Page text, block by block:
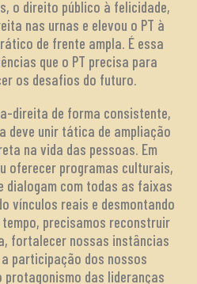
o direito público à felicidade,
nas urnas e elevou o PT à
de frente ampla. É essa
que o PT precisa para
os desafios do futuro.
direita de forma consistente,
deve unir tática de ampliação
na vida das pessoas. Em
oferecer programas culturais,
dialogam com todas as faixas
vínculos reais e desmontando
tempo, precisamos reconstruir
fortalecer nossas instâncias
participação dos nossos
das lideranças